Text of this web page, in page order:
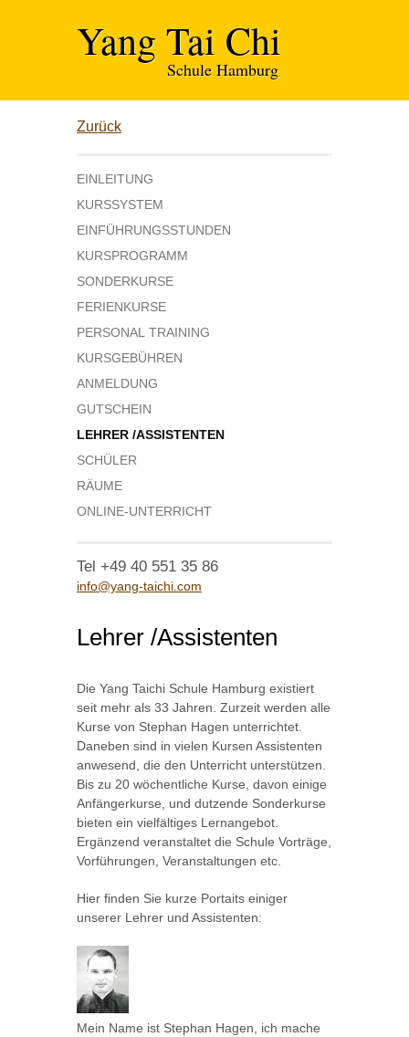
Yang Tai Chi
Schule Hamburg
Zurück
EINLEITUNG
KURSSYSTEM
EINFÜHRUNGSSTUNDEN
KURSPROGRAMM
SONDERKURSE
FERIENKURSE
PERSONAL TRAINING
KURSGEBÜHREN
ANMELDUNG
GUTSCHEIN
LEHRER /ASSISTENTEN
SCHÜLER
RÄUME
ONLINE-UNTERRICHT
Tel +49 40 551 35 86
info@yang-taichi.com
Lehrer /Assistenten
Die Yang Taichi Schule Hamburg existiert
seit mehr als 33 Jahren. Zurzeit werden alle
Kurse von Stephan Hagen unterrichtet.
Daneben sind in vielen Kursen Assistenten
anwesend, die den Unterricht unterstützen.
Bis zu 20 wöchentliche Kurse, davon einige
Anfängerkurse, und dutzende Sonderkurse
bieten ein vielfältiges Lernangebot.
Ergänzend veranstaltet die Schule Vorträge,
Vorführungen, Veranstaltungen etc.
Hier finden Sie kurze Portaits einiger
unserer Lehrer und Assistenten:
Mein Name ist Stephan Hagen, ich mache